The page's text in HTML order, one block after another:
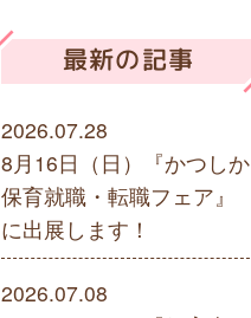
最新の記事
2026.07.28
8月16日（日）『かつしか
保育就職・転職フェア』
に出展します！
2026.07.08